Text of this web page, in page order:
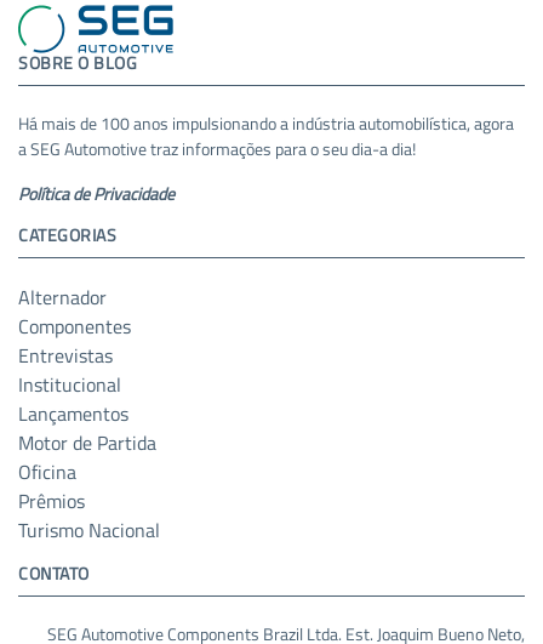
SOBRE O BLOG
Há mais de 100 anos impulsionando a indústria automobilística, agora
a SEG Automotive traz informações para o seu dia-a dia!
Política de Privacidade
CATEGORIAS
Alternador
Componentes
Entrevistas
Institucional
Lançamentos
Motor de Partida
Oficina
Prêmios
Turismo Nacional
CONTATO
SEG Automotive Components Brazil Ltda. Est. Joaquim Bueno Neto,